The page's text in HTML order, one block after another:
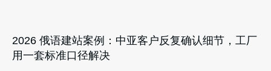
2026 俄语建站案例：中亚客户反复确认细节，工厂
用一套标准口径解决